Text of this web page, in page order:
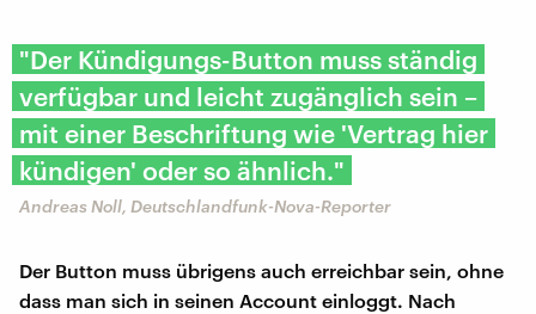
"Der Kündigungs-Button muss ständig
verfügbar und leicht zugänglich sein –
mit einer Beschriftung wie 'Vertrag hier
kündigen' oder so ähnlich."
Andreas Noll, Deutschlandfunk-Nova-Reporter
Der Button muss übrigens auch erreichbar sein, ohne
dass man sich in seinen Account einloggt. Nach